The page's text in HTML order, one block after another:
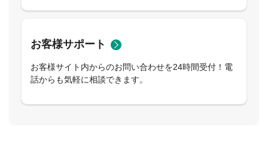
お客様サポート
お客様サイト内からのお問い合わせを24時間受付！電
話からも気軽に相談できます。